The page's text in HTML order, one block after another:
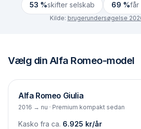
53 %skifter selskab 69 %får
Kilde: brugerundersøgelse
Vælg din Alfa Romeo-model
Alfa Romeo Giulia
2016 → nu · Premium kompakt sedan
Kasko fra ca. 6.925 kr/år